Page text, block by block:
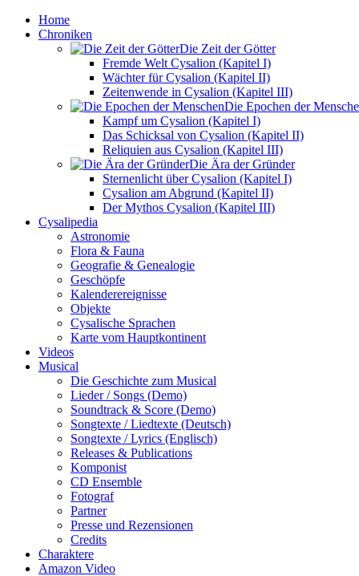
Home
Chroniken
Die Zeit der Götter
Fremde Welt Cysalion (Kapitel I)
Wächter für Cysalion (Kapitel II)
Zeitenwende in Cysalion (Kapitel III)
Die Epochen der
Kampf um Cysalion (Kapitel I)
Das Schicksal von Cysalion (Kapitel II)
Reliquien aus Cysalion (Kapitel III)
Die Ära der Gründer
Sternenlicht über Cysalion (Kapitel I)
Cysalion am Abgrund (Kapitel II)
Der Mythos Cysalion (Kapitel III)
Cysalipedia
Astronomie
Flora & Fauna
Geografie & Genealogie
Geschöpfe
Kalenderereignisse
Objekte
Cysalische Sprachen
Karte vom Hauptkontinent
Videos
Musical
Die Geschichte zum Musical
Lieder / Songs (Demo)
Soundtrack & Score (Demo)
Songtexte / Liedtexte (Deutsch)
Songtexte / Lyrics (Englisch)
Releases & Publications
Komponist
CD Ensemble
Fotograf
Partner
Presse und Rezensionen
Credits
Charaktere
Amazon Video